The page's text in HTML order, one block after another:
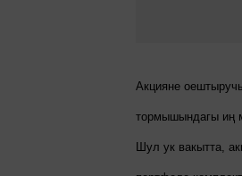
Акцияне
тормышындагы иң
Шул ук вакытта,